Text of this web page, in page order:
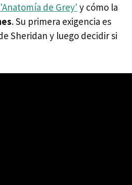
'Anatomía de Grey' y cómo la
. Su primera exigencia es
Sheridan y luego decidir si